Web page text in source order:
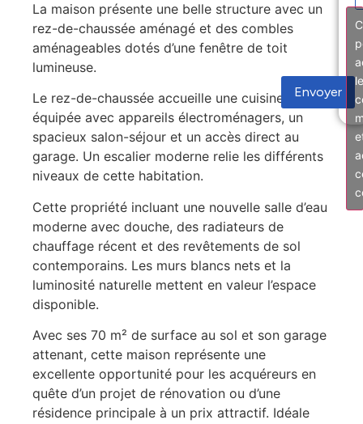
La maison présente une belle structure avec un
rez-de-chaussée aménagé et des combles
aménageables dotés d’une fenêtre de toit
lumineuse.
Le rez-de-chaussée accueille une cuisine
équipée avec appareils électroménagers, un
spacieux salon-séjour et un accès direct au
garage. Un escalier moderne relie les différents
niveaux de cette habitation.
Cette propriété incluant une nouvelle salle d’eau
moderne avec douche, des radiateurs de
chauffage récent et des revêtements de sol
contemporains. Les murs blancs nets et la
luminosité naturelle mettent en valeur l’espace
disponible.
Avec ses 70 m² de surface au sol et son garage
attenant, cette maison représente une
excellente opportunité pour les acquéreurs en
quête d’un projet de rénovation ou d’une
résidence principale à un prix attractif. Idéale
Envoyer